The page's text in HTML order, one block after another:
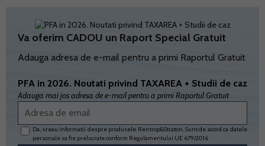
Va oferim CADOU un Raport Special Gratuit
Adauga adresa de e-mail pentru a primi Raportul Gratuit
PFA in 2026. Noutati privind TAXAREA + Studii de caz
Adauga mai jos adresa de e-mail pentru a primi Raportul Gratuit
Da, vreau informatii despre produsele Rentrop&Straton. Sunt de acord ca datele
personale sa fie prelucrate conform Regulamentului UE 679/2016